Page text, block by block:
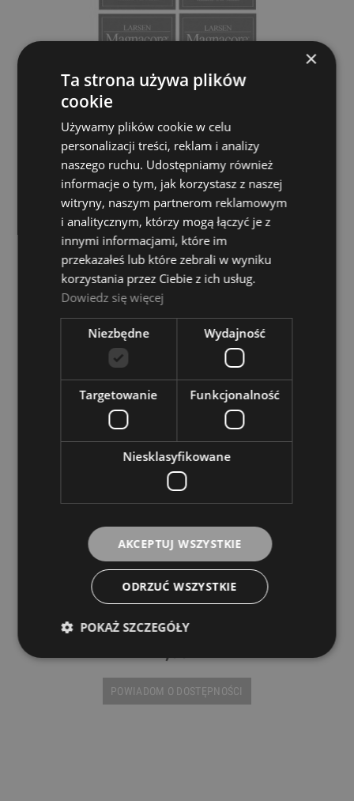
Larsen Magnacore Cello Set L5535
LARSEN
1 429,00 zł
POWIADOM O DOSTĘPNOŚCI
Presto Cello 1/2 D
PRESTO
POWIADOM O DOSTĘPNOŚCI
×
Ta strona używa plików
cookie
Używamy plików cookie w celu
personalizacji treści, reklam i analizy
naszego ruchu. Udostępniamy również
informacje o tym, jak korzystasz z naszej
witryny, naszym partnerom reklamowym
i analitycznym, którzy mogą łączyć je z
innymi informacjami, które im
przekazałeś lub które zebrali w wyniku
korzystania przez Ciebie z ich usług.
Dowiedz się więcej
Niezbędne Wydajność
Targetowanie Funkcjonalność
Niesklasyfikowane
AKCEPTUJ WSZYSTKIE
ODRZUĆ WSZYSTKIE
POKAŻ SZCZEGÓŁY